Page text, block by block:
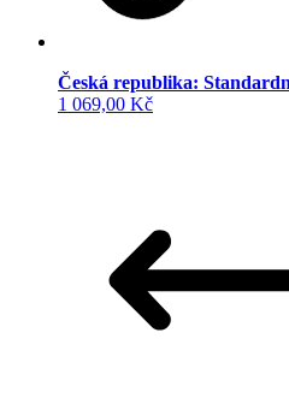
Česká republika:
1 069,00 Kč